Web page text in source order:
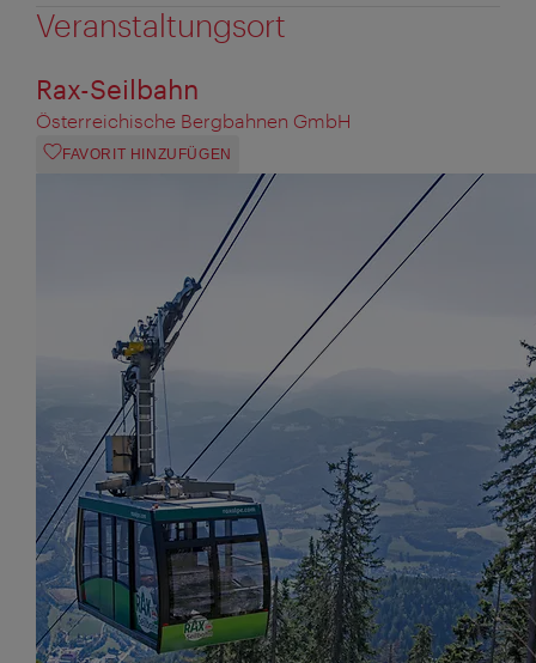
Veranstaltungsort
Rax-Seilbahn
Österreichische Bergbahnen GmbH
FAVORIT HINZUFÜGEN